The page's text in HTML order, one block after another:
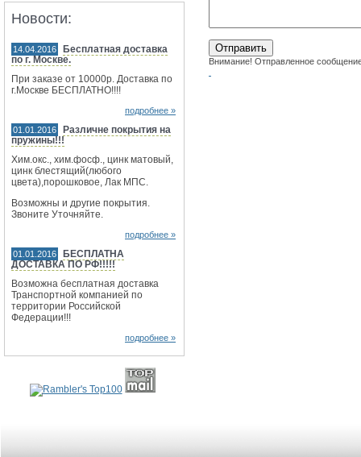
Новости:
14.04.2016
Бесплатная доставка
по г. Москве.
При заказе от 10000р. Доставка по
г.Москве БЕСПЛАТНО!!!!
подробнее »
01.01.2016
Различне покрытия на
пружины!!!
Хим.окс., хим.фосф., цинк матовый,
цинк блестящий(любого
цвета),порошковое, Лак МПС.
Возможны и другие покрытия.
Звоните Уточняйте.
подробнее »
01.01.2016
БЕСПЛАТНА
ДОСТАВКА ПО РФ!!!!!
Возможна бесплатная доставка
Транспортной компанией по
территории Российской
Федерации!!!
подробнее »
Внимание! Отправленное